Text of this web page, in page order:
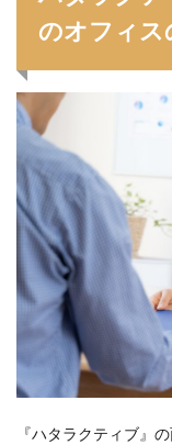
のオフィス
『ハタラクティブ』